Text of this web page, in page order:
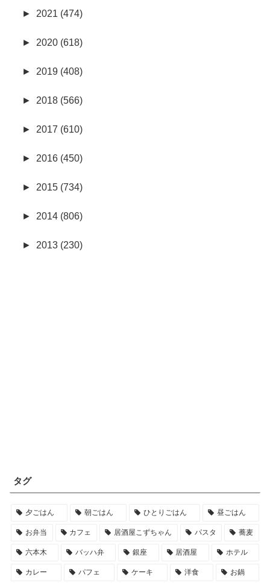
► 2021 (474)
► 2020 (618)
► 2019 (408)
► 2018 (566)
► 2017 (610)
► 2016 (450)
► 2015 (734)
► 2014 (806)
► 2013 (230)
タグ
夕ごはん 朝ごはん ひとりごはん 昼ごはん
お弁当 カフェ 居酒屋こずちゃん パスタ 蕎麦
六本木 バッハ弁 銀座 居酒屋 ホテル
カレー パフェ ケーキ 洋食 お鍋